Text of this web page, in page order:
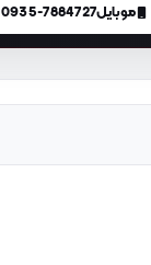
موبایل0935-7884727